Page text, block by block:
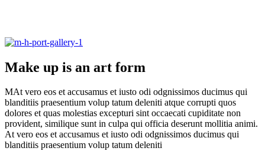
Make up is an art form
MAt vero eos et accusamus et iusto odi odgnissimos ducimus qui
blanditiis praesentium volup tatum deleniti atque corrupti quos
dolores et quas molestias excepturi sint occaecati cupiditate non
provident, similique sunt in culpa qui officia deserunt mollitia animi.
At vero eos et accusamus et iusto odi odgnissimos ducimus qui
blanditiis praesentium volup tatum deleniti